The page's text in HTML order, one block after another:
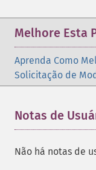
Melhore Esta
Aprenda Como
Solicitação de
Notas de
Não há notas de